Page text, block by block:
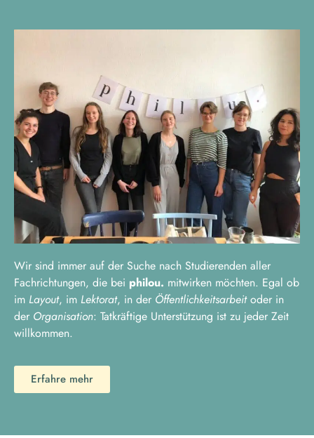
Wir sind immer auf der Suche nach Studierenden aller
Fachrichtungen, die bei philou. mitwirken möchten. Egal ob
im Layout, im Lektorat, in der Öffentlichkeitsarbeitoder in
der Organisation: Tatkräftige Unterstützung ist zu jeder Zeit
willkommen.
Erfahre mehr